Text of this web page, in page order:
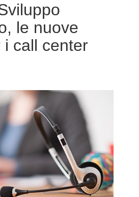
le nuove
i call center